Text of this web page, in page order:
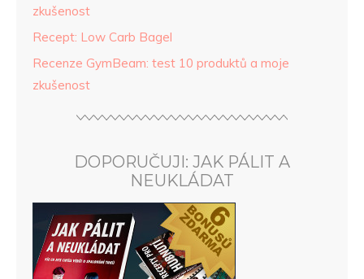
zkušenost
Recept: Low Carb Bagel
Recenze GymBeam: test 10 produktů a moje
zkušenost
DOPORUČUJI: JAK PÁLIT A
NEUKLÁDAT